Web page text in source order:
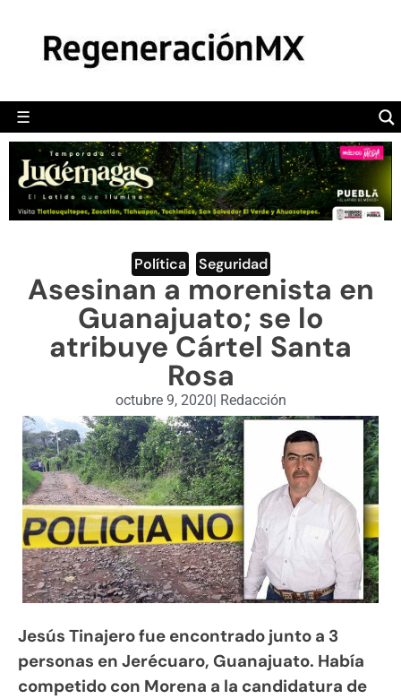
☰
POLÍTICA
CAMALEÓN
OPINIÓN
DEPORTES
ENGLISH SECTION
VIDEOS
Política Seguridad
Asesinan a morenista en
Guanajuato; se lo
atribuye Cártel Santa
Rosa
octubre 9, 2020| Redacción
Jesús Tinajero fue encontrado junto a 3
personas en Jerécuaro, Guanajuato. Había
competido con Morena a la candidatura de